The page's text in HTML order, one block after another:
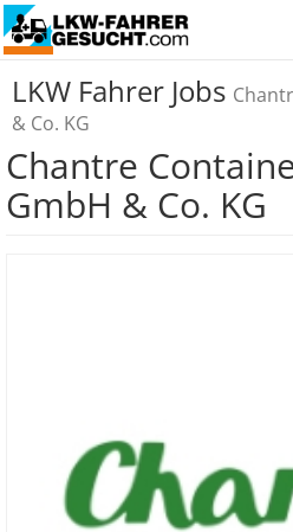
LKW Fahrer Jobs
& Co. KG
Chantre
GmbH & Co. KG